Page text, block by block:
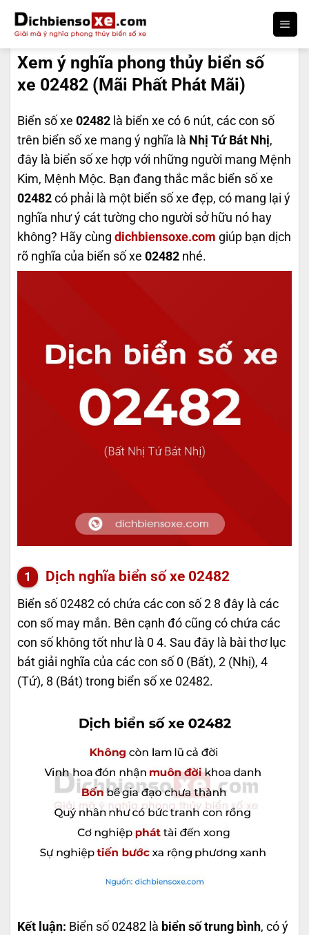
qua
nội
dungXem ý nghĩa phong thủy biển số
xe 02482 (Mãi Phất Phát Mãi)
Biển số xe 02482 là biển xe có 6 nút, các con số
trên biển số xe mang ý nghĩa là Nhị Tứ Bát Nhị,
đây là biển số xe hợp với những người mang Mệnh
Kim, Mệnh Mộc. Bạn đang thắc mắc biển số xe
02482 có phải là một biển số xe đẹp, có mang lại ý
nghĩa như ý cát tường cho người sở hữu nó hay
không? Hãy cùng dichbiensoxe.com giúp bạn dịch
rõ nghĩa của biển số xe 02482 nhé.
Dịch nghĩa biển số xe 02482
Biển số 02482 có chứa các con số 2 8 đây là các
con số may mắn. Bên cạnh đó cũng có chứa các
con số không tốt như là 0 4. Sau đây là bài thơ lục
bát giải nghĩa của các con số 0 (Bất), 2 (Nhị), 4
(Tứ), 8 (Bát) trong biển số xe 02482.
Kết luận: Biển số 02482 là biển số trung bình, có ý